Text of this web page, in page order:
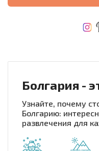
Болгария -
Узнайте, почему
Болгарию:
развлечения для